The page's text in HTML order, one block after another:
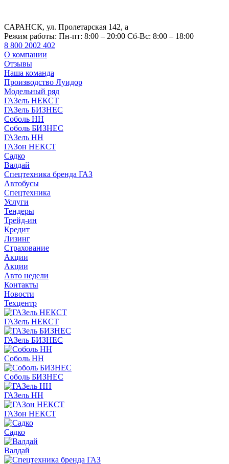
САРАНСК, ул. Пролетарская 142, а
Режим работы: Пн-пт: 8:00 – 20:00 Сб-Вс: 8:00 – 18:00
8 800 2002 402
О компании
Отзывы
Наша команда
Производство Луидор
Модельный ряд
ГАЗель НЕКСТ
ГАЗель БИЗНЕС
Соболь НН
Соболь БИЗНЕС
ГАЗель НН
ГАЗон НЕКСТ
Садко
Валдай
Спецтехника бренда ГАЗ
Автобусы
Спецтехника
Услуги
Тендеры
Трейд-ин
Кредит
Лизинг
Страхование
Акции
Акции
Авто недели
Контакты
Новости
Техцентр
ГАЗель НЕКСТ
ГАЗель БИЗНЕС
Соболь НН
Соболь БИЗНЕС
ГАЗель НН
ГАЗон НЕКСТ
Садко
Валдай